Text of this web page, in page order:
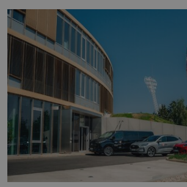
času tráví na zemi, kde sbírá zbytky
domovinou je prakticky celá Austrálie s
pobřežní oblasti.